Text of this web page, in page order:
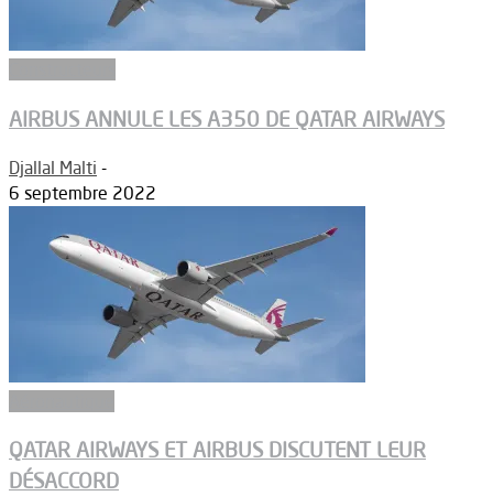
AIRBUS ANNULE LES A350 DE QATAR AIRWAYS
Djallal Malti -
6 septembre 2022
QATAR AIRWAYS ET AIRBUS DISCUTENT LEUR
DÉSACCORD